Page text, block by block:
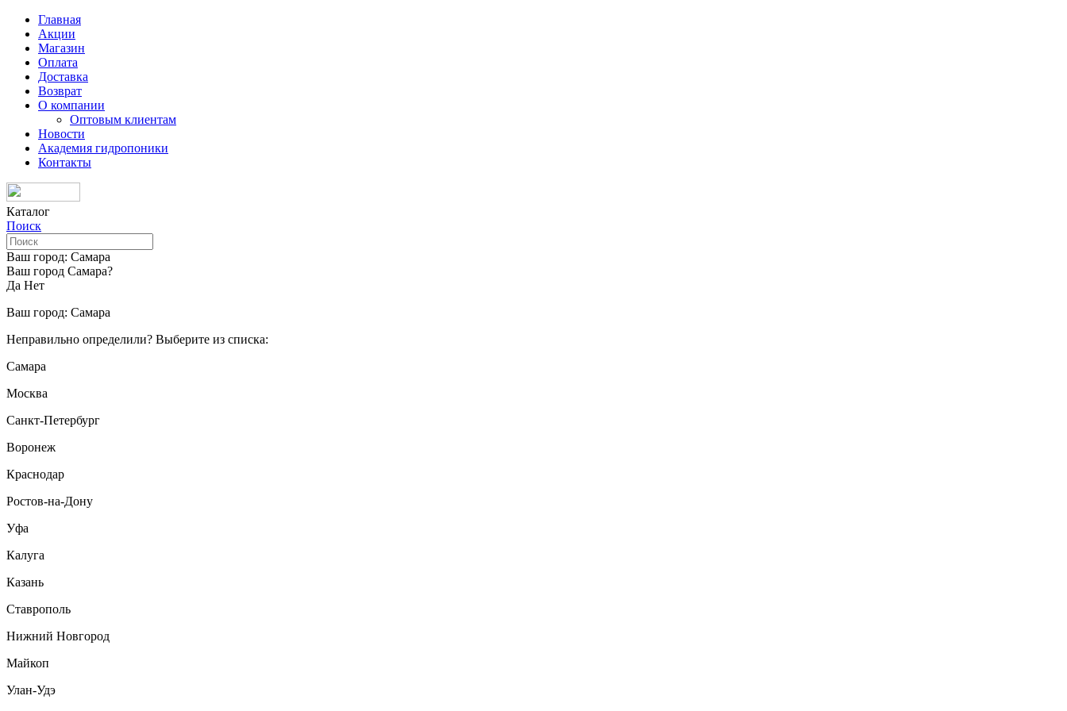
Главная
Акции
Магазин
Оплата
Доставка
Возврат
О компании
Оптовым клиентам
Новости
Академия гидропоники
Контакты
Каталог
Поиск
Ваш город: Самара
Ваш город Самара?
Да Нет
Ваш город: Самара
Неправильно определили? Выберите из списка:
Самара
Москва
Санкт-Петербург
Воронеж
Краснодар
Ростов-на-Дону
Уфа
Калуга
Казань
Ставрополь
Нижний Новгород
Майкоп
Улан-Удэ